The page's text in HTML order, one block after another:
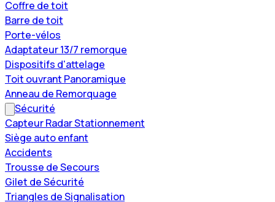
Coffre de toit
Barre de toit
Porte-vélos
Adaptateur 13/7 remorque
Dispositifs d'attelage
Toit ouvrant Panoramique
Anneau de Remorquage
Sécurité
Capteur Radar Stationnement
Siège auto enfant
Accidents
Trousse de Secours
Gilet de Sécurité
Triangles de Signalisation